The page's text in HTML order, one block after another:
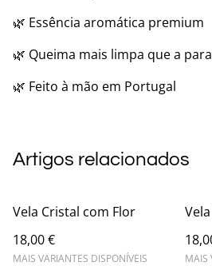
🌿 Essência aromática premium
🌿 Queima mais limpa que a
🌿 Feito à mão em Portugal
Artigos relacionados
Vela Cristal com Flor
18,00 €
MAIS VARIANTES DISPONÍVEIS MAIS